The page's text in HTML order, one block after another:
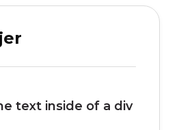
text inside of a div